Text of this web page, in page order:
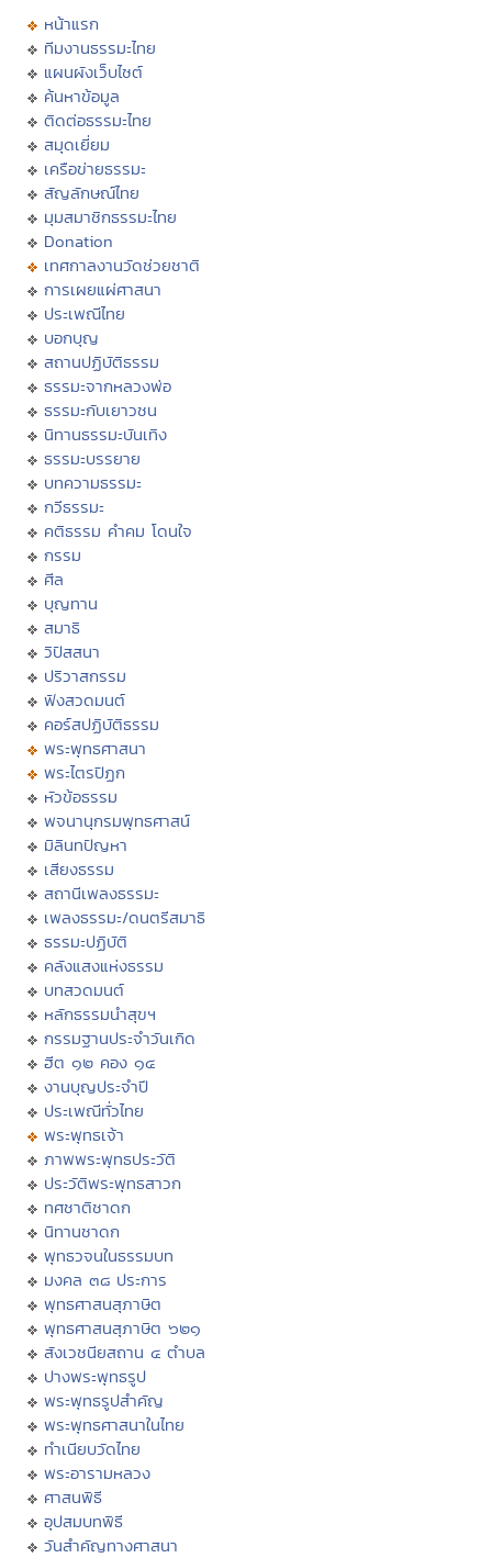
หน้าแรก
ทีมงานธรรมะไทย
แผนผังเว็บไซต์
ค้นหาข้อมูล
ติดต่อธรรมะไทย
สมุดเยี่ยม
เครือข่ายธรรมะ
สัญลักษณ์ไทย
มุมสมาชิกธรรมะไทย
Donation
เทศกาลงานวัดช่วยชาติ
การเผยแผ่ศาสนา
ประเพณีไทย
บอกบุญ
สถานปฏิบัติธรรม
ธรรมะจากหลวงพ่อ
ธรรมะกับเยาวชน
นิทานธรรมะบันเทิง
ธรรมะบรรยาย
บทความธรรมะ
กวีธรรมะ
คติธรรม คำคม โดนใจ
กรรม
ศีล
บุญทาน
สมาธิ
วิปัสสนา
ปริวาสกรรม
ฟังสวดมนต์
คอร์สปฏิบัติธรรม
พระพุทธศาสนา
พระไตรปิฏก
หัวข้อธรรม
พจนานุกรมพุทธศาสน์
มิลินทปัญหา
เสียงธรรม
สถานีเพลงธรรมะ
เพลงธรรมะ/ดนตรีสมาธิ
ธรรมะปฏิบัติ
คลังแสงแห่งธรรม
บทสวดมนต์
หลักธรรมนำสุขฯ
กรรมฐานประจำวันเกิด
ฮีต ๑๒ คอง ๑๔
งานบุญประจำปี
ประเพณีทั่วไทย
พระพุทธเจ้า
ภาพพระพุทธประวัติ
ประวัติพระพุทธสาวก
ทศชาติชาดก
นิทานชาดก
พุทธวจนในธรรมบท
มงคล ๓๘ ประการ
พุทธศาสนสุภาษิต
พุทธศาสนสุภาษิต ๖๒๑
สังเวชนียสถาน ๔ ตำบล
ปางพระพุทธรูป
พระพุทธรูปสำคัญ
พระพุทธศาสนาในไทย
ทำเนียบวัดไทย
พระอารามหลวง
ศาสนพิธี
อุปสมบทพิธี
วันสำคัญทางศาสนา